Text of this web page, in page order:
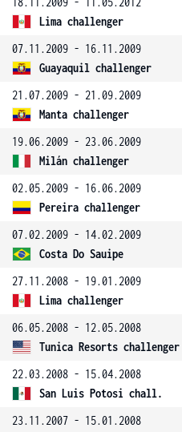
Lima challenger
07.11.2009 - 16.11.2009
Guayaquil challenger
21.07.2009 - 21.09.2009
Manta challenger
19.06.2009 - 23.06.2009
Milán challenger
02.05.2009 - 16.06.2009
Pereira challenger
07.02.2009 - 14.02.2009
Costa Do Sauipe
27.11.2008 - 19.01.2009
Lima challenger
06.05.2008 - 12.05.2008
Tunica Resorts challenger
22.03.2008 - 15.04.2008
San Luis Potosi chall.
23.11.2007 - 15.01.2008